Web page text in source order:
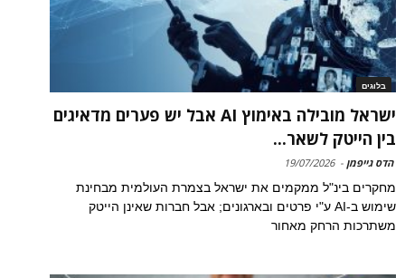
בלוגים
ישראל מובילה באימוץ AI אבל יש פערים מדאיגים
בין הייטק לשאר...
הדס גייפמן -
19/07/2026
מחקרים בינ"ל ממקמים את ישראל בצמרת העולמית מבחינת
שימוש ב-AI ע"י פרטים ובארגונים; אבל חברות שאינן הייטק
משתרכות הרחק מאחור